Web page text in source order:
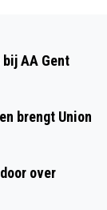
AA Gent
brengt Union
over